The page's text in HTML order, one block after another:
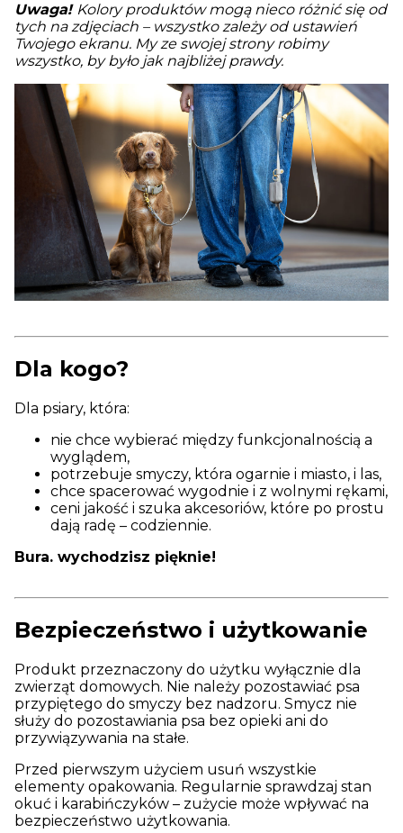
Uwaga! Kolory produktów mogą nieco różnić się od
tych na zdjęciach – wszystko zależy od ustawień
Twojego ekranu. My ze swojej strony robimy
wszystko, by było jak najbliżej prawdy.
Dla kogo?
Dla psiary, która:
nie chce wybierać między funkcjonalnością a
wyglądem,
potrzebuje smyczy, która ogarnie i miasto, i las,
chce spacerować wygodnie i z wolnymi rękami,
ceni jakość i szuka akcesoriów, które po prostu
dają radę – codziennie.
Bura. wychodzisz pięknie!
Bezpieczeństwo i użytkowanie
Produkt przeznaczony do użytku wyłącznie dla
zwierząt domowych. Nie należy pozostawiać psa
przypiętego do smyczy bez nadzoru. Smycz nie
służy do pozostawiania psa bez opieki ani do
przywiązywania na stałe.
Przed pierwszym użyciem usuń wszystkie
elementy opakowania. Regularnie sprawdzaj stan
okuć i karabińczyków – zużycie może wpływać na
bezpieczeństwo użytkowania.